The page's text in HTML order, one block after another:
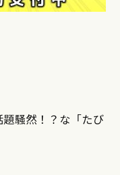
騒然！？な「たび